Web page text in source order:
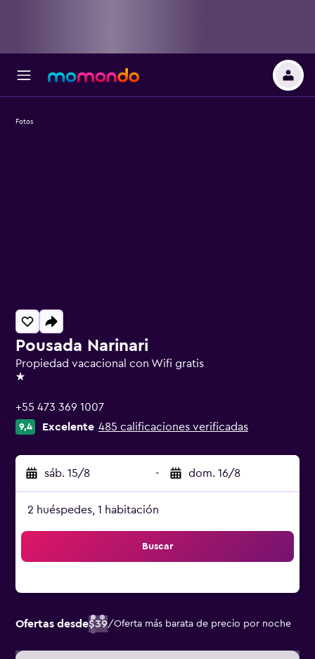
Pousada Narinari
Propiedad vacacional con Wifi gratis
1 estrella
+55 473 369 1007
9,4 Excelente 485 calificaciones verificadas
sáb. 15/8 - dom. 16/8
2 huéspedes, 1 habitación
Buscar
Ofertas desde$39/Oferta más barata de precio por noche
Fotos